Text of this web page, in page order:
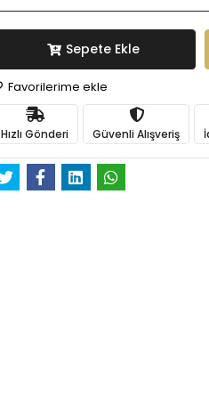
Sepete Ekle
Favorilerime ekle
Hızlı Gönderi Güvenli Alışveriş